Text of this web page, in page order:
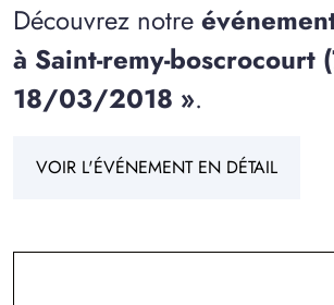
Découvrez notre
à Saint-remy-
18/03/2018 ».
VOIR L'ÉVÉNEMENT EN DÉTAIL